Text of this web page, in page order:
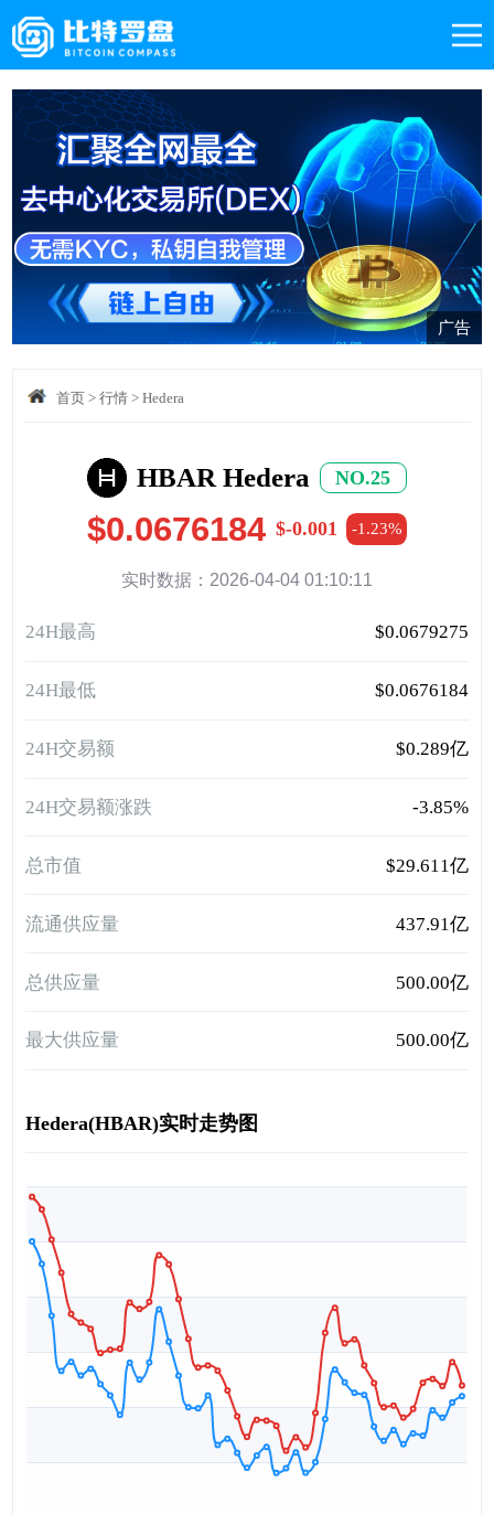
广告
首页> 行情> Hedera
HBAR Hedera NO.25
$0.0676184 $-0.001 -1.23%
实时数据：2026-04-04 01:10:11
24H最高 $0.0679275
24H最低 $0.0676184
24H交易额 $0.289亿
24H交易额涨跌 -3.85%
总市值 $29.611亿
流通供应量 437.91亿
总供应量 500.00亿
最大供应量 500.00亿
Hedera(HBAR)实时走势图